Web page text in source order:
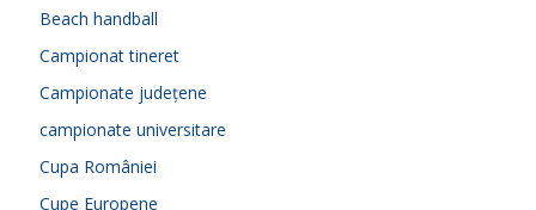
Beach handball
Campionat tineret
Campionate județene
campionate universitare
Cupa României
Cupe Europene